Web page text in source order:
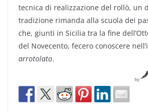
tecnica di realizzazione del rollò, un
tradizione rimanda alla scuola dei
che, giunti in Sicilia tra la fine
del Novecento, fecero conoscere
arrotolato.
by